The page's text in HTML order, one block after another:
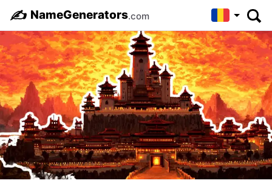
✍️ NameGenerators.com